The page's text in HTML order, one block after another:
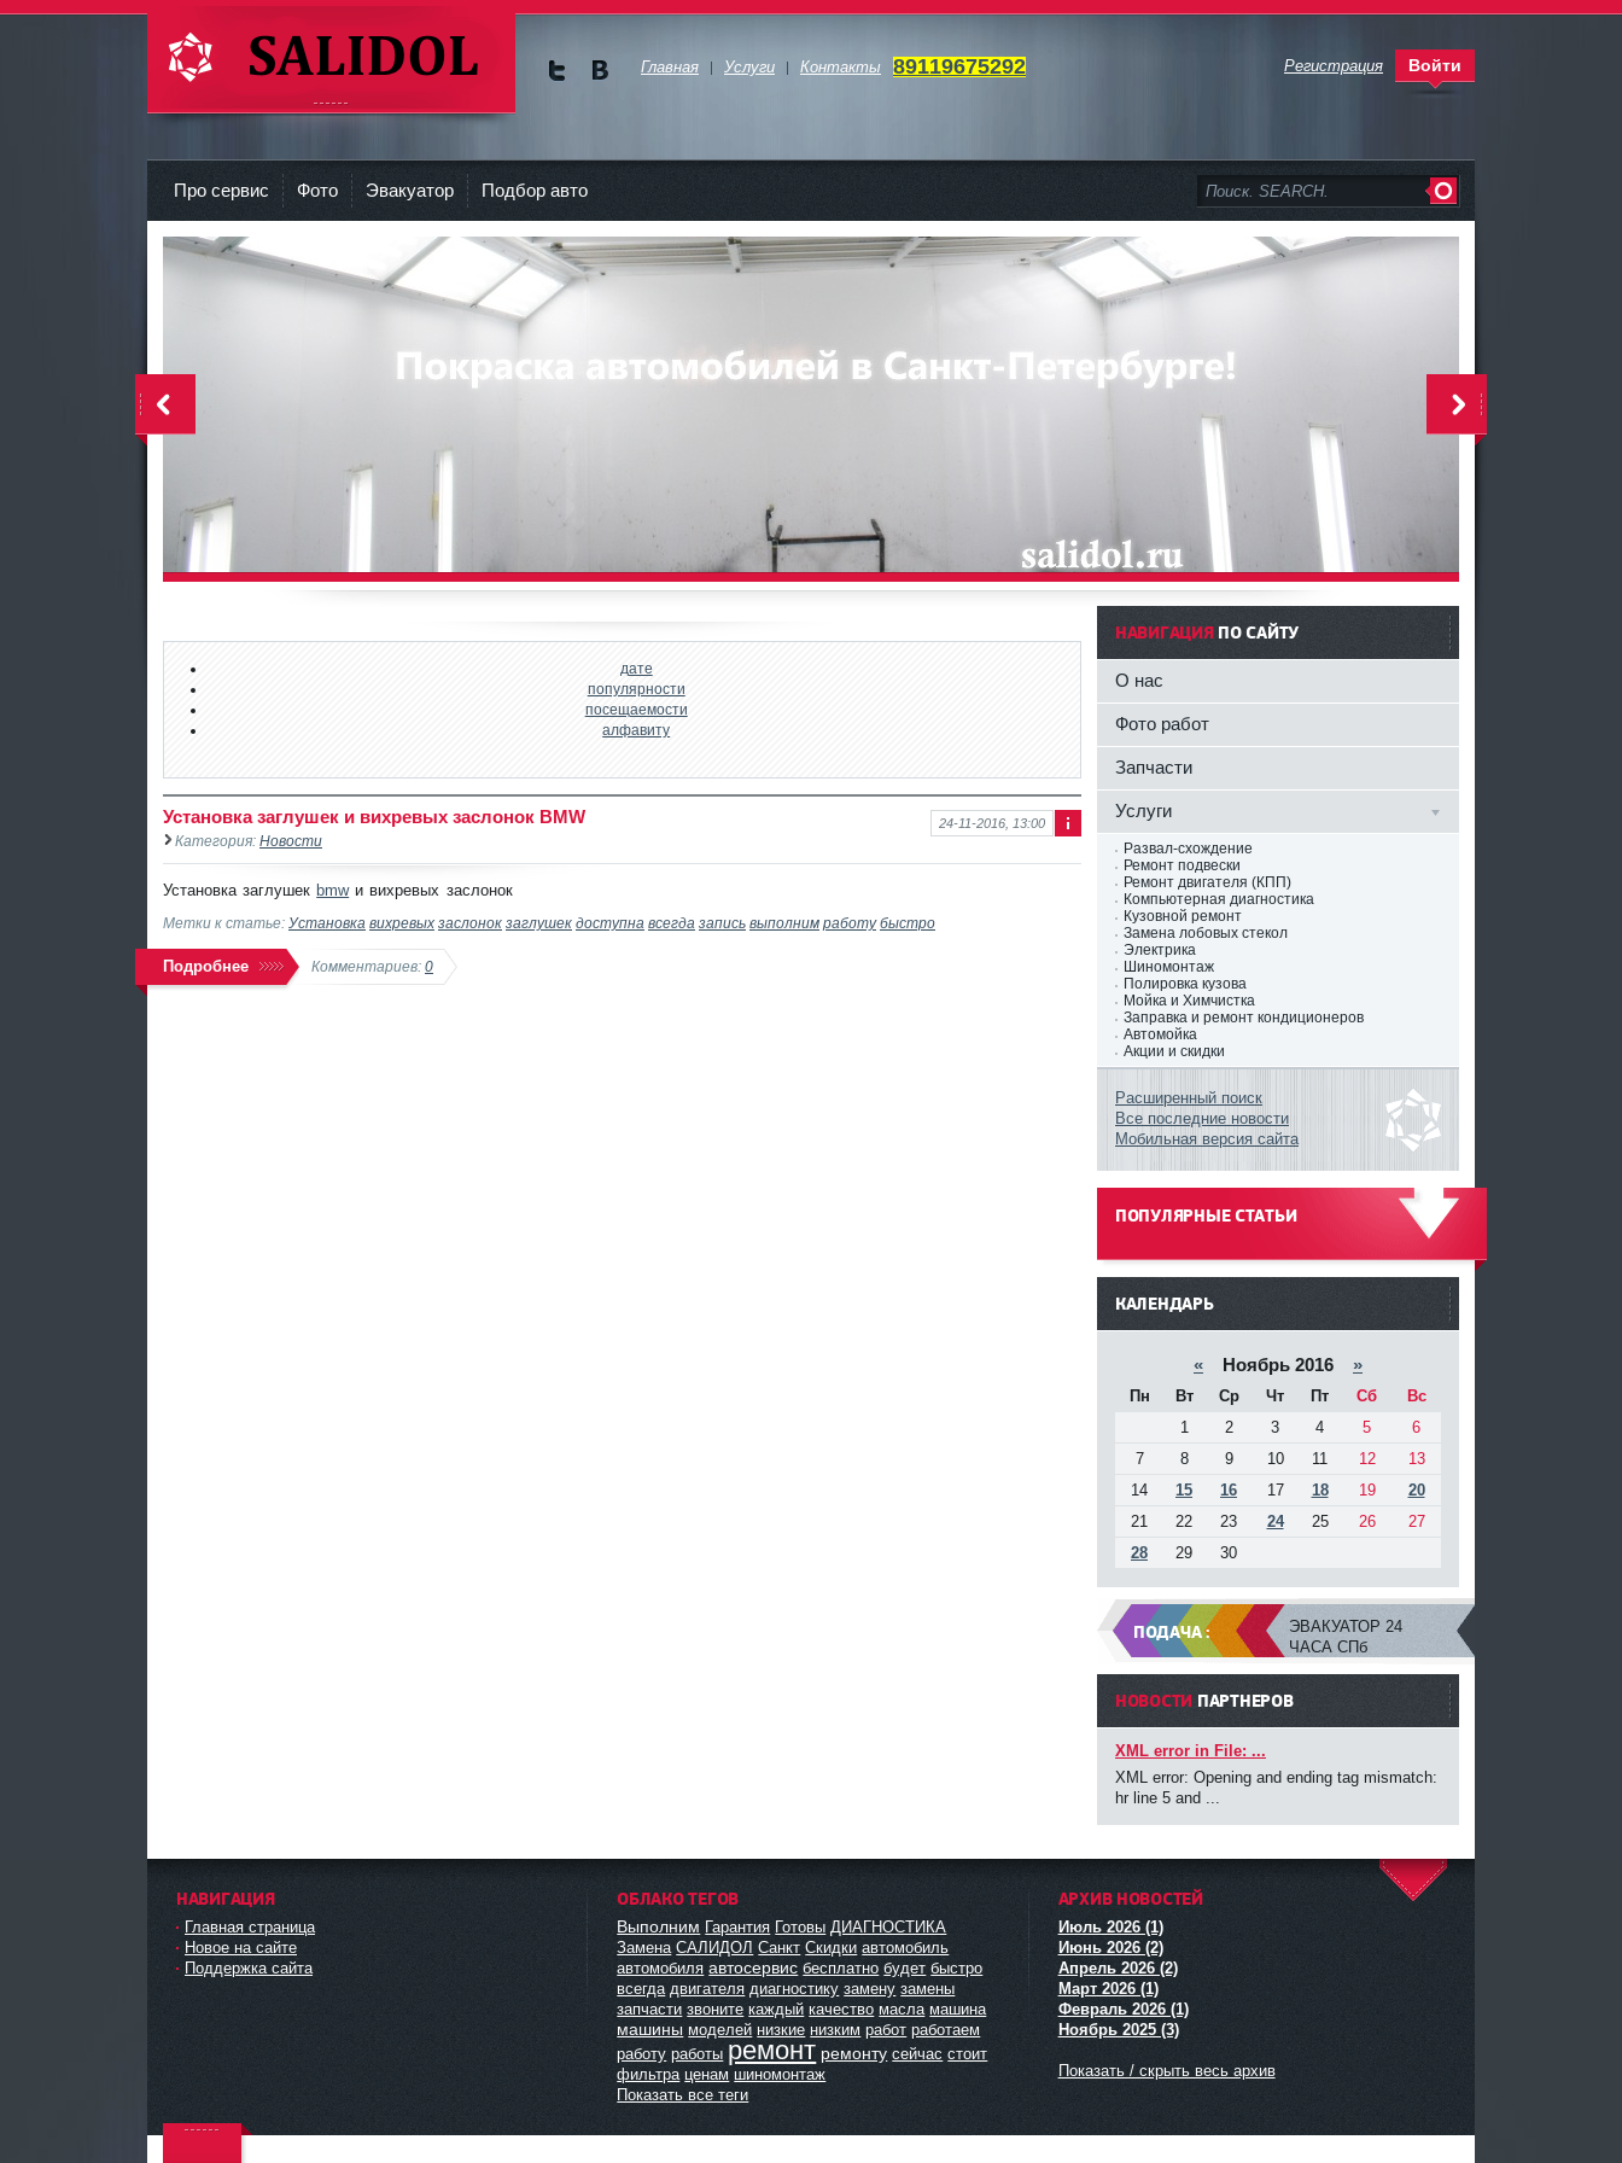
СТО Салидол | salidol в СПб и ЛО
Регистрация Войти
Главная Услуги Контакты 89119675292
Про сервис Фото Эвакуатор Подбор авто
дате
популярности
посещаемости
алфавиту
фо
24-11-2016, 13:00
Установка заглушек и вихревых заслонок BMW
Категория: Новости
Установка заглушек bmwи вихревых заслонок
Метки к статье: Установка вихревых заслонок заглушек доступна всегда запись выполним работу быстро
Подробнее Комментариев: 0
НАВИГАЦИЯПО САЙТУ
О нас
Фото работ
Запчасти
Услуги
Развал-схождение
Ремонт подвески
Ремонт двигателя (КПП)
Компьютерная диагностика
Кузовной ремонт
Замена лобовых стекол
Электрика
Шиномонтаж
Полировка кузова
Мойка и Химчистка
Заправка и ремонт кондиционеров
Автомойка
Акции и скидки
Расширенный поиск
Все последние новости
Мобильная версия сайта
ПОПУЛЯРНЫЕ СТАТЬИ
------
КАЛЕНДАРЬ
« Ноябрь 2016 »
Пн Вт Ср Чт Пт Сб
Вс
1
2 3 4 5
6
7
8 9 10 11 12
13
14
15 16 17 18 19
20
21
22 23 24 25 26
27
28
29 30
ЭВАКУАТОР 24
ЧАСА СПб
ПОДАЧА :
НОВОСТИ ПАРТНЕРОВ
XML error in File: ...
XML error: Opening and ending tag mismatch:
hr line 5 and ...
НАВИГАЦИЯ
Главная страница
Новое на сайте
Поддержка сайта
ОБЛАКО ТЕГОВ
Выполним Гарантия Готовы ДИАГНОСТИКА
Замена САЛИДОЛ Санкт Скидки автомобиль
автомобиля автосервис бесплатно будет быстро
всегда двигателя диагностику замену замены
запчасти звоните каждый качество масла машина
машины моделей низкие низким работ работаем
работу работы ремонт ремонту сейчас стоит
фильтра ценам шиномонтаж
Показать все теги
АРХИВ НОВОСТЕЙ
Июль 2026 (1)
Июнь 2026 (2)
Апрель 2026 (2)
Март 2026 (1)
Февраль 2026 (1)
Ноябрь 2025 (3)
Показать / скрыть весь архив